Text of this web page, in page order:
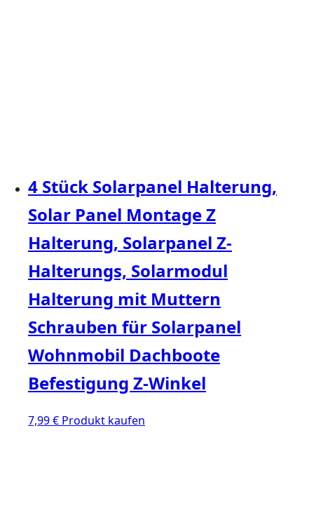
4 Stück Solarpanel Halterung,
Solar Panel Montage Z
Halterung, Solarpanel Z-
Halterungs, Solarmodul
Halterung mit Muttern
Schrauben für Solarpanel
Wohnmobil Dachboote
Befestigung Z-Winkel
7,99€ Produkt kaufen